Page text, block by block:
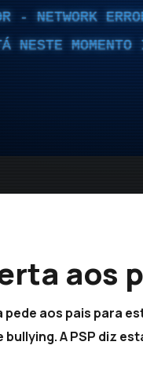
- NETWORK
NESTE
aos
pede aos pais para
A PSP diz